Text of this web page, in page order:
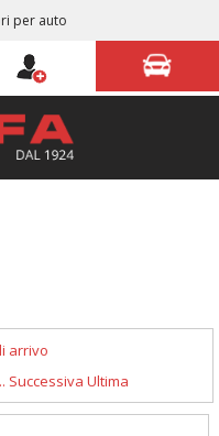
per auto
arrivo
Successiva Ultima